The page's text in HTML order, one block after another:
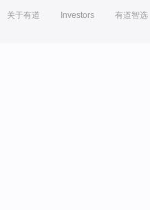
关于有道 Investors 有道智选